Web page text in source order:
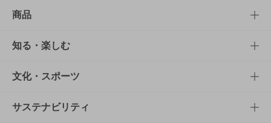
商品
商品TOP
商品一覧
商品発売情報
知る・楽しむ
知る・楽しむTOP
キャンペーン
文化・スポーツ
文化・スポーツTOP
サステナビリティ